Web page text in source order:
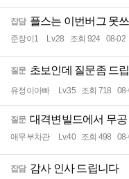
잡담 플스는 이번버그 못
준장이1 Lv.28 조회 924 08-02
질문 초보인데 질문좀 드
유정이아빠 Lv.35 조회 718
질문 대격변빌드에서 무공
애무부차관 Lv.40 조회 498
잡담 감사 인사 드립니다